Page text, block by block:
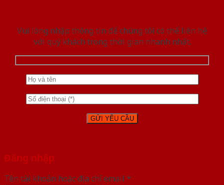
Vui lòng nhập thông tin để chúng tôi có thể liên hệ
với quý khách trong thời gian nhanh nhất.
Đăng nhập
Tên tài khoản hoặc địa chỉ email *